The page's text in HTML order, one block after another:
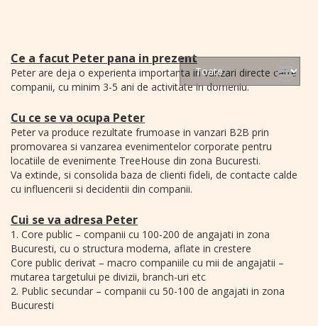
Ce a facut Peter pana in prezent
Peter are deja o experienta importanta in vanzari directe catre
companii, cu minim 3-5 ani de activitate in domeniu.
Cu ce se va ocupa Peter
Peter va produce rezultate frumoase in vanzari B2B prin
promovarea si vanzarea evenimentelor corporate pentru
locatiile de evenimente TreeHouse din zona Bucuresti.
Va extinde, si consolida baza de clienti fideli, de contacte calde
cu influencerii si decidentii din companii.
Cui se va adresa Peter
1. Core public – companii cu 100-200 de angajati in zona
Bucuresti, cu o structura moderna, aflate in crestere
Core public derivat – macro companiile cu mii de angajatii –
mutarea targetului pe divizii, branch-uri etc
2. Public secundar – companii cu 50-100 de angajati in zona
Bucuresti